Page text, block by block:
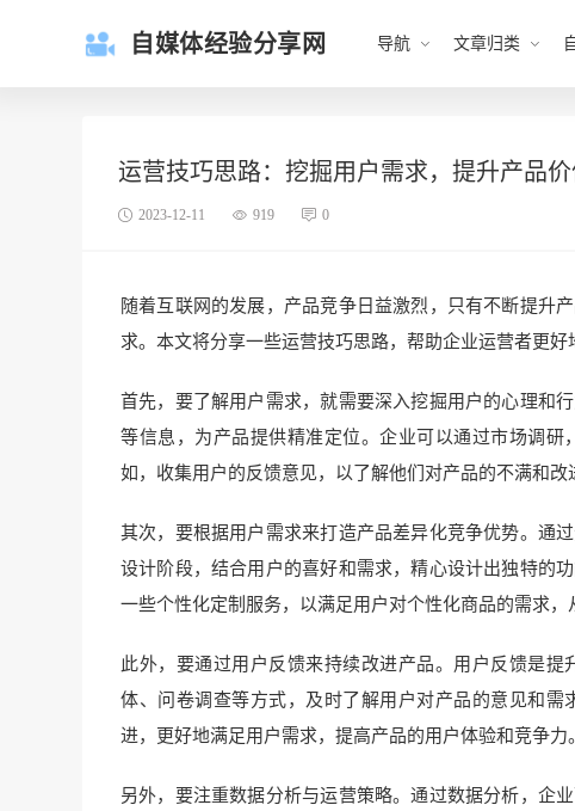
自媒体经验分享网 导航 文章归类
运营技巧思路：挖掘用户需求，提升产品价
2023-12-11 919 0
随着互联网的发展，产品竞争日益激烈，只有不断提升
求。本文将分享一些运营技巧思路，帮助企业运营者更
首先，要了解用户需求，就需要深入挖掘用户的心理和
等信息，为产品提供精准定位。企业可以通过市场调
如，收集用户的反馈意见，以了解他们对产品的不满和改
其次，要根据用户需求来打造产品差异化竞争优势。通
设计阶段，结合用户的喜好和需求，精心设计出独特的
一些个性化定制服务，以满足用户对个性化商品的需求，
此外，要通过用户反馈来持续改进产品。用户反馈是
体、问卷调查等方式，及时了解用户对产品的意见和
进，更好地满足用户需求，提高产品的用户体验和竞争力。
另外，要注重数据分析与运营策略。通过数据分析，企